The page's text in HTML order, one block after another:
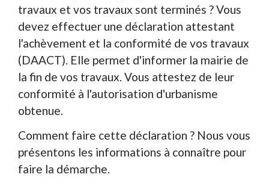
travaux et vos travaux sont terminés ? Vous
devez effectuer une déclaration attestant
l'achèvement et la conformité de vos travaux
(DAACT). Elle permet d'informer la mairie de
la fin de vos travaux. Vous attestez de leur
conformité à l'autorisation d'urbanisme
obtenue.
Comment faire cette déclaration ? Nous vous
présentons les informations à connaître pour
faire la démarche.